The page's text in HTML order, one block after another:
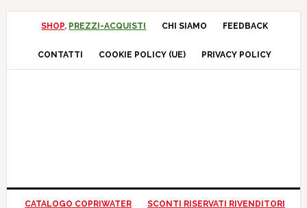
Skip
navigation
Skip
Skip
Skip
SHOP. PREZZI-ACQUISTI CHI SIAMO FEEDBACK
CONTATTI COOKIE POLICY (UE) PRIVACY POLICY
CATALOGO COPRIWATER SCONTI RISERVATI RIVENDITORI